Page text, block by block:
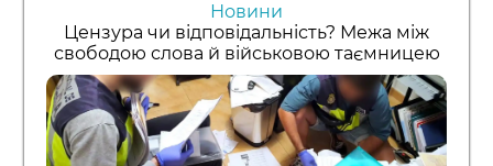
Новини
Цензура чи відповідальність? Межа між
свободою слова й військовою таємницею